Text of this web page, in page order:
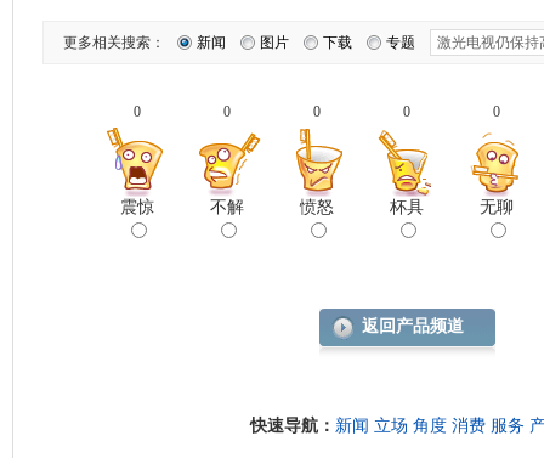
更多相关搜索： 新闻 图片 下载 专题
0
震惊
0
不解
0
愤怒
0
杯具
0
无聊
返回产品频道
快速导航： 新闻 立场 角度 消费 服务